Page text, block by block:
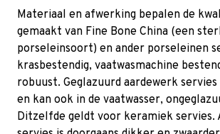
Materiaal en afwerking bepalen de
gemaakt van Fine Bone China (een
porseleinsoort) en ander porseleinen
krasbestendig, vaatwasmachine
robuust. Geglazuurd aardewerk
en kan ook in de vaatwasser,
Ditzelfde geldt voor keramiek servies.